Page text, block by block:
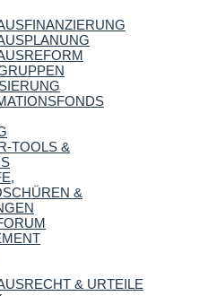
TOOLS &
&
& URTEILE